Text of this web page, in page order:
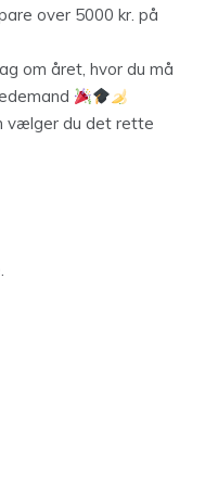
over 5000 kr. på
om året, hvor du må
vælger du det rette